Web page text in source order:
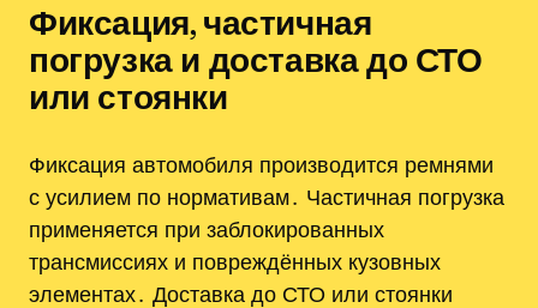
Фиксация, частичная
погрузка и доставка до СТО
или стоянки
Фиксация автомобиля производится ремнями
с усилием по нормативам․ Частичная погрузка
применяется при заблокированных
трансмиссиях и повреждённых кузовных
элементах․ Доставка до СТО или стоянки